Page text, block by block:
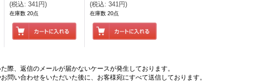
(税込: 341円)
在庫数 20点
(税込: 341円)
在庫数 20点
際、返信のメールが届かないケースが発生しております。
問い合わせをいただいた後に、お客様宛にすべて送信しております。